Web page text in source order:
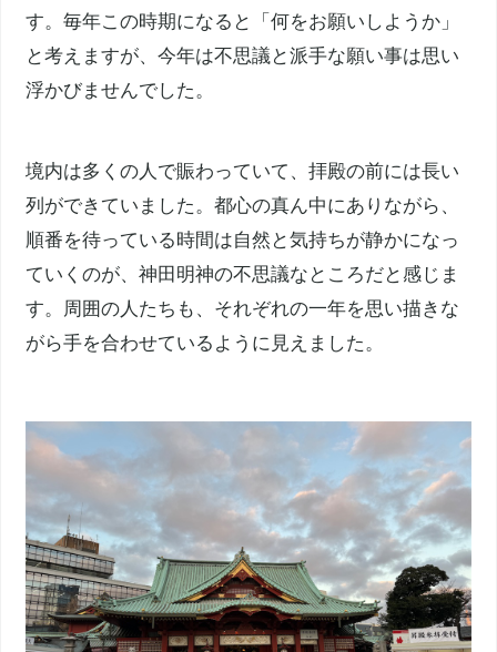
す。毎年この時期になると「何をお願いしようか」
と考えますが、今年は不思議と派手な願い事は思い
浮かびませんでした。
境内は多くの人で賑わっていて、拝殿の前には長い
列ができていました。都心の真ん中にありながら、
順番を待っている時間は自然と気持ちが静かになっ
ていくのが、神田明神の不思議なところだと感じま
す。周囲の人たちも、それぞれの一年を思い描きな
がら手を合わせているように見えました。